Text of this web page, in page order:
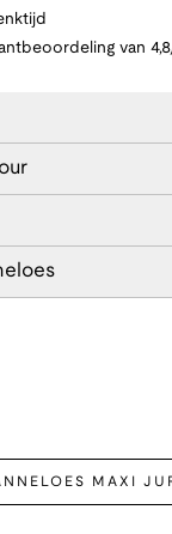
van
MAXI